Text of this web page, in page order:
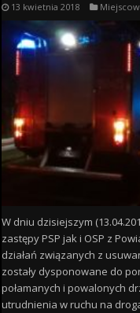
13 kwietnia 2018
W dniu dzisiejszym
zastępy PSP jak i OSP z
działań związanych z
zostały dysponowane do
połamanych i powalonych
utrudnienia w ruchu na